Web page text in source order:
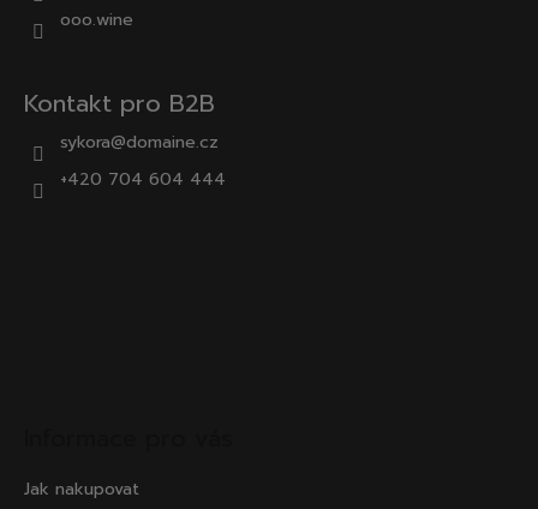
ooo.wine
Kontakt pro B2B
sykora@domaine.cz
+420 704 604 444
Jak nakupovat